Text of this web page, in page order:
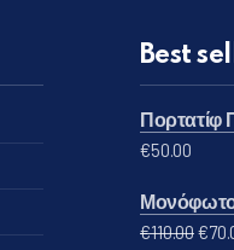
Best
Πορτατίφ
€50.00
Μονόφωτο
€110.00€